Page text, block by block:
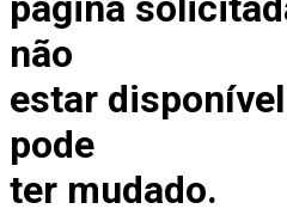
não
estar
pode
ter mudado.